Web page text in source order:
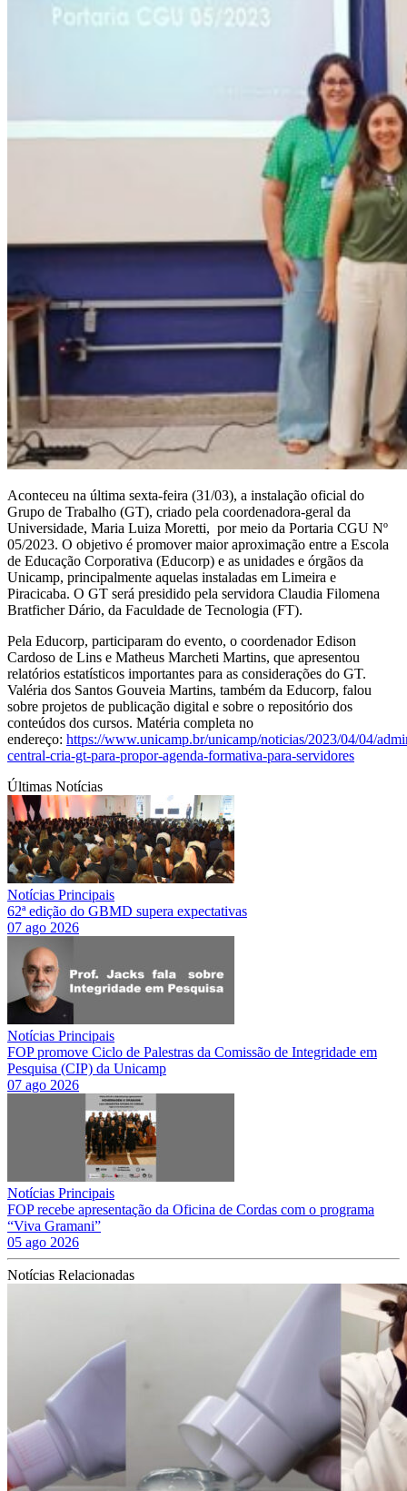
Aconteceu na última sexta-feira (31/03), a instalação oficial do
Grupo de Trabalho (GT), criado pela coordenadora-geral da
Universidade, Maria Luiza Moretti, por meio da Portaria CGU Nº
05/2023. O objetivo é promover maior aproximação entre a Escola
de Educação Corporativa (Educorp) e as unidades e órgãos da
Unicamp, principalmente aquelas instaladas em Limeira e
Piracicaba. O GT será presidido pela servidora Claudia Filomena
Bratficher Dário, da Faculdade de Tecnologia (FT).
Pela Educorp, participaram do evento, o coordenador Edison
Cardoso de Lins e Matheus Marcheti Martins, que apresentou
relatórios estatísticos importantes para as considerações do GT.
Valéria dos Santos Gouveia Martins, também da Educorp, falou
sobre projetos de publicação digital e sobre o repositório dos
conteúdos dos cursos. Matéria completa no
endereço: https://www.unicamp.br/unicamp/noticias/2023/04/04/
central-cria-gt-para-propor-agenda-formativa-para-servidores
Últimas Notícias
Notícias Principais
62ª edição do GBMD supera expectativas
07 ago 2026
Notícias Principais
FOP promove Ciclo de Palestras da Comissão de Integridade em
Pesquisa (CIP) da Unicamp
07 ago 2026
Notícias Principais
FOP recebe apresentação da Oficina de Cordas com o programa
“Viva Gramani”
05 ago 2026
Notícias Relacionadas